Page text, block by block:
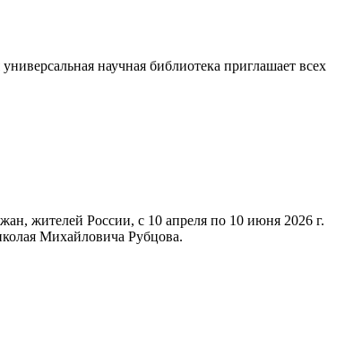
научная библиотека приглашает всех
жителей России, с 10 апреля по 10 июня 2026 г.
Михайловича Рубцова.